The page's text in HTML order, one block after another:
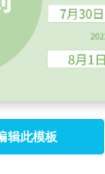
辑此模板